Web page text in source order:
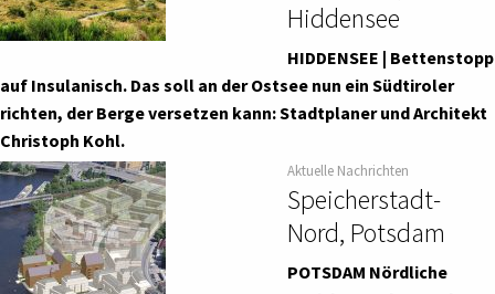
Hiddensee
HIDDENSEE | Bettenstopp
auf Insulanisch. Das soll an der Ostsee nun ein Südtiroler
richten, der Berge versetzen kann: Stadtplaner und Architekt
Christoph Kohl.
Aktuelle Nachrichten
Speicherstadt-
Nord, Potsdam
POTSDAM Nördliche